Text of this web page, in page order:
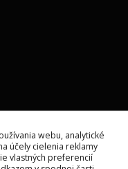
webu, analytické
účely cielenia reklamy
vlastných preferencií